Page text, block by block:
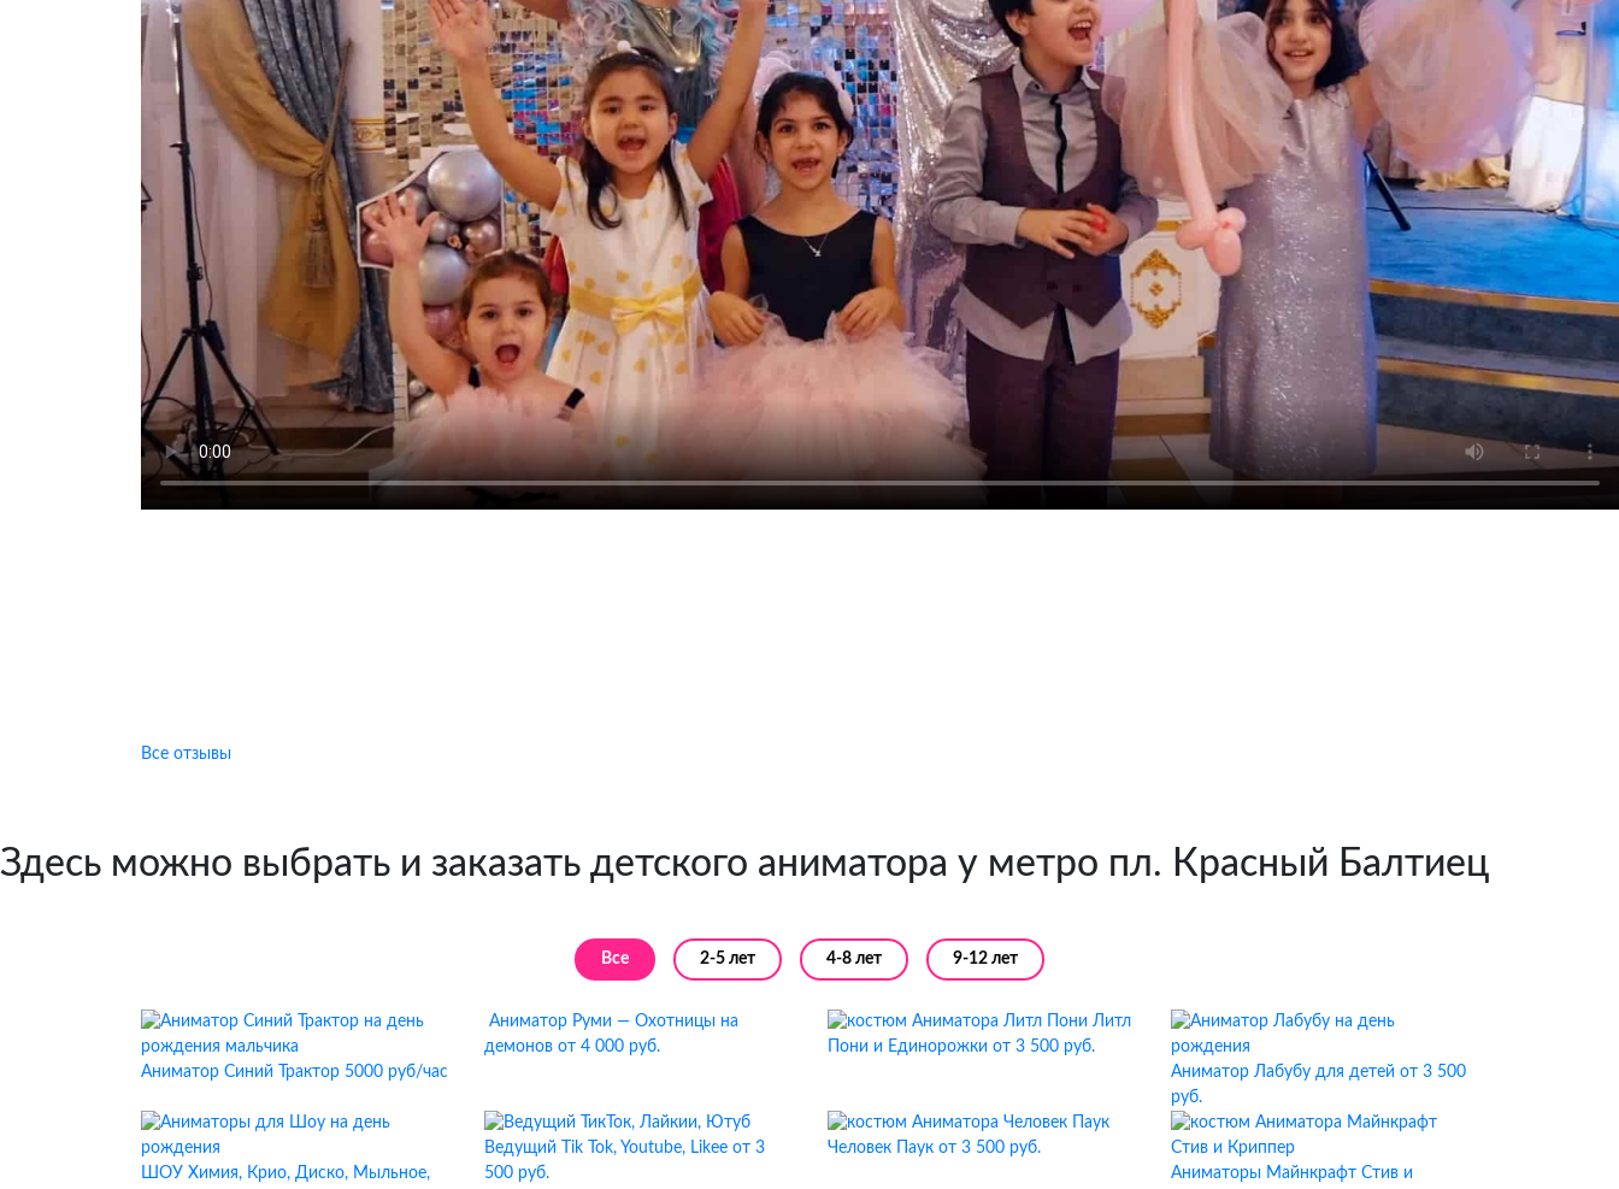
Все отзывы
Здесь можно выбрать и заказать детского аниматора у метро пл. Красный Балтиец
Все 2-5 лет 4-8 лет 9-12 лет
Аниматор Синий Трактор 5000 руб/час
Аниматор Руми — Охотницы на
демонов от 4 000 руб.
Литл
Пони и Единорожки от 3 500 руб.
Аниматор Лабубу для детей от 3 500
руб.
ШОУ Химия, Крио, Диско, Мыльное,
Ведущий Tik Tok, Youtube, Likee от 3
500 руб.
Человек Паук от 3 500 руб.
Аниматоры Майнкрафт Стив и